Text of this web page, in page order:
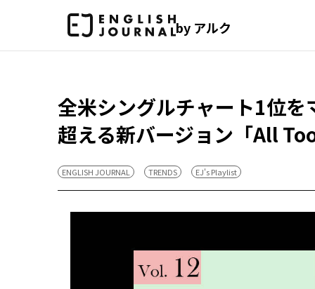
by アルク
全米シングルチャート1位
超える新バージョン「All
ENGLISH JOURNAL TRENDS EJ's Playlist